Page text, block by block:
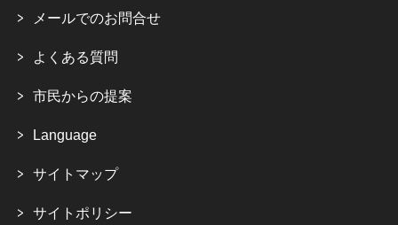
メールでのお問合せ
よくある質問
市民からの提案
Language
サイトマップ
サイトポリシー